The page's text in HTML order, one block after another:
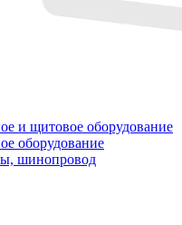
и щитовое оборудование
оборудование
шинопровод